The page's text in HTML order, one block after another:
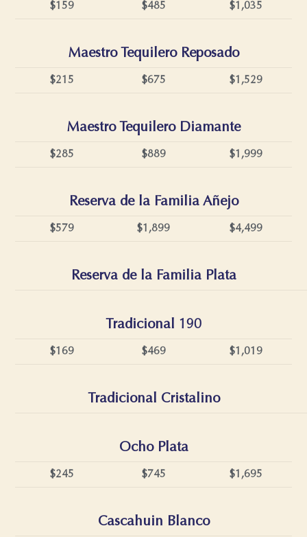
$159 $485 $1,035
Maestro Tequilero Reposado
$215 $675 $1,529
Maestro Tequilero Diamante
$285 $889 $1,999
Reserva de la Familia Añejo
$579 $1,899 $4,499
Reserva de la Familia Plata
Tradicional 190
$169 $469 $1,019
Tradicional Cristalino
Ocho Plata
$245 $745 $1,695
Cascahuin Blanco